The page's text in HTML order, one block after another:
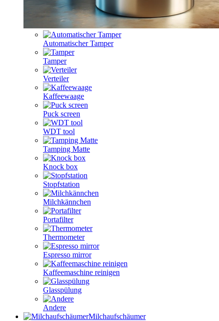
Automatischer Tamper
Tamper
Verteiler
Kaffeewaage
Puck screen
WDT tool
Tamping Matte
Knock box
Stopfstation
Milchkännchen
Portafilter
Thermometer
Espresso mirror
Kaffeemaschine reinigen
Glasspülung
Andere
Milchaufschäumer